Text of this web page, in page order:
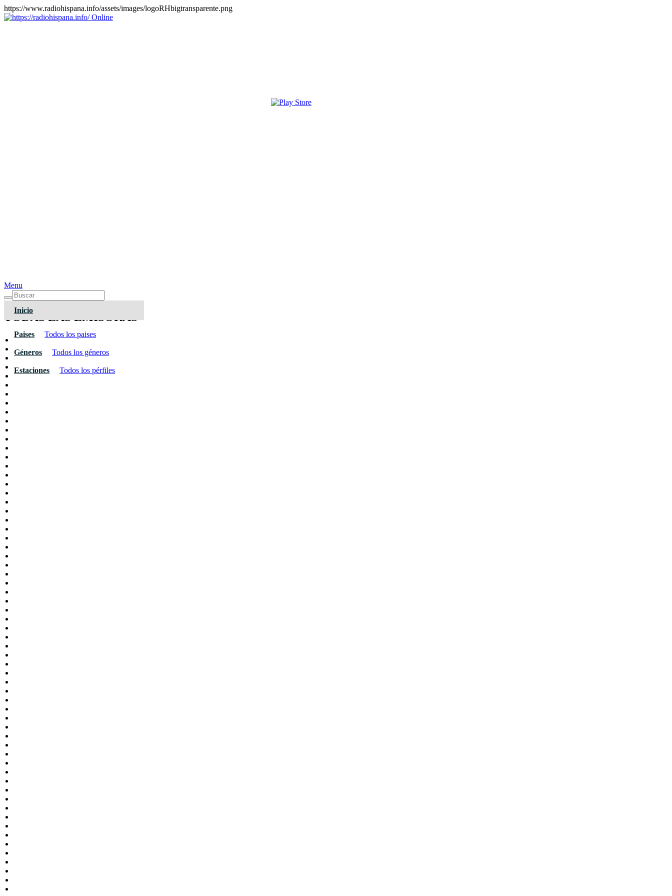
https://www.radiohispana.info/assets/images/logoRHbigtransparente.png
Online
Menu
Inicio
Paises Todos los paises
Géneros Todos los géneros
Estaciones Todos los pérfiles
TODAS LAS EMISORAS